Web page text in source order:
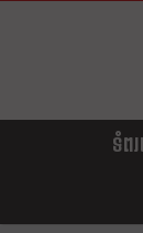
ទំព